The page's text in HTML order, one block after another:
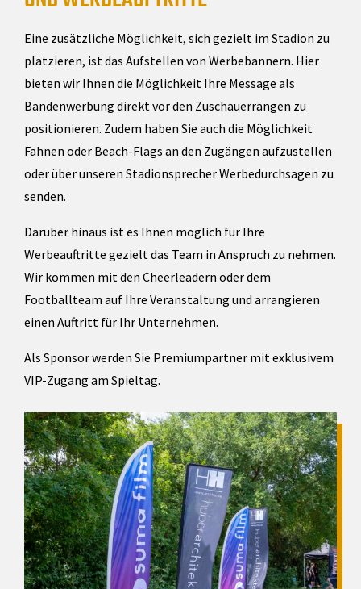
Eine zusätzliche Möglichkeit, sich gezielt im Stadion zu
platzieren, ist das Aufstellen von Werbebannern. Hier
bieten wir Ihnen die Möglichkeit Ihre Message als
Bandenwerbung direkt vor den Zuschauerrängen zu
positionieren. Zudem haben Sie auch die Möglichkeit
Fahnen oder Beach-Flags an den Zugängen aufzustellen
oder über unseren Stadionsprecher Werbedurchsagen zu
senden.
Darüber hinaus ist es Ihnen möglich für Ihre
Werbeauftritte gezielt das Team in Anspruch zu nehmen.
Wir kommen mit den Cheerleadern oder dem
Footballteam auf Ihre Veranstaltung und arrangieren
einen Auftritt für Ihr Unternehmen.
Als Sponsor werden Sie Premiumpartner mit exklusivem
VIP-Zugang am Spieltag.